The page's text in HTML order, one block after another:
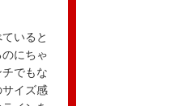
いると
にちゃ
でもな
イズ感